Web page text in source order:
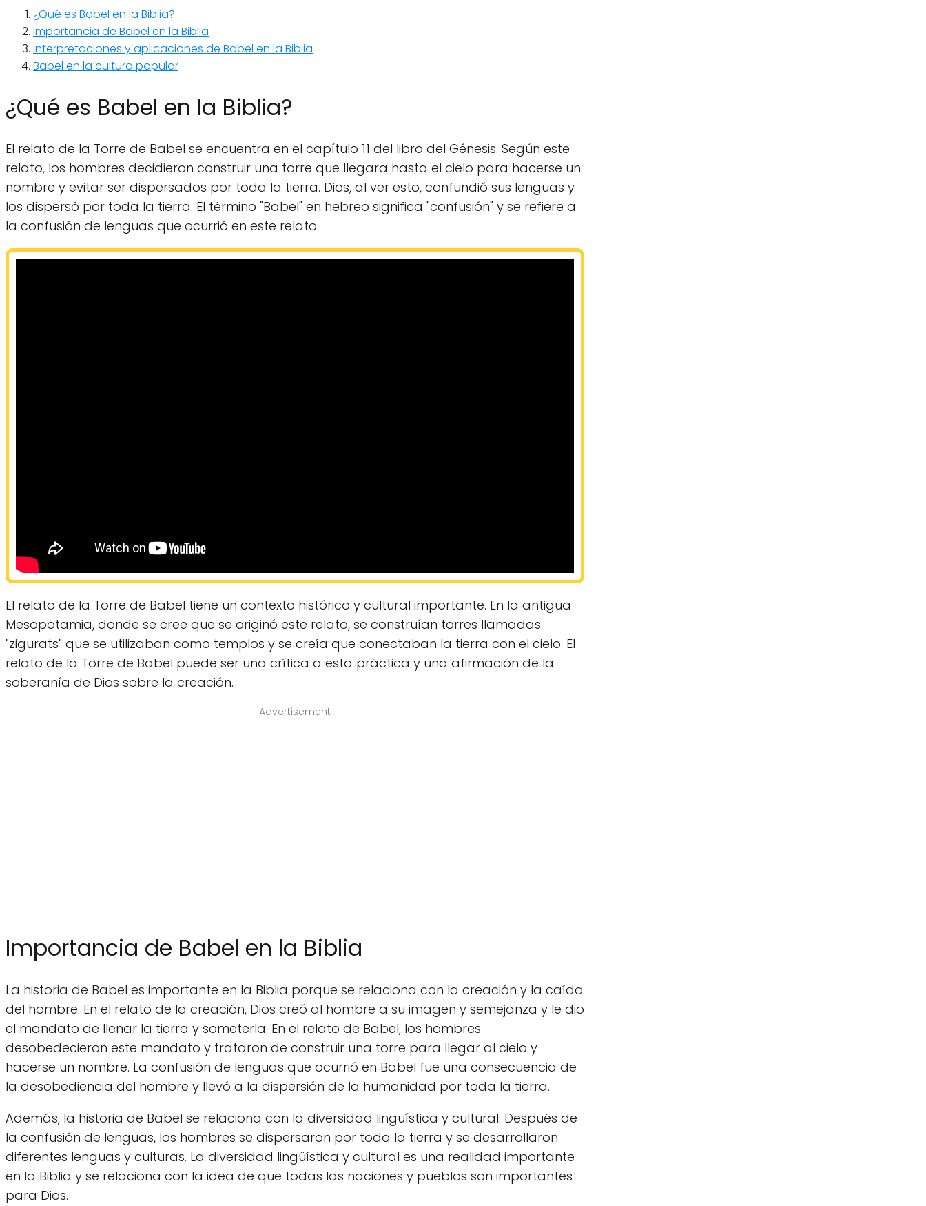
¿Qué es Babel en la Biblia?
Importancia de Babel en la Biblia
Interpretaciones y aplicaciones de Babel en la Biblia
Babel en la cultura popular
¿Qué es Babel en la Biblia?
El relato de la Torre de Babel se encuentra en el capítulo 11 del libro del Génesis. Según este
relato, los hombres decidieron construir una torre que llegara hasta el cielo para hacerse un
nombre y evitar ser dispersados por toda la tierra. Dios, al ver esto, confundió sus lenguas y
los dispersó por toda la tierra. El término "Babel" en hebreo significa "confusión" y se refiere a
la confusión de lenguas que ocurrió en este relato.
El relato de la Torre de Babel tiene un contexto histórico y cultural importante. En la antigua
Mesopotamia, donde se cree que se originó este relato, se construían torres llamadas
"zigurats" que se utilizaban como templos y se creía que conectaban la tierra con el cielo. El
relato de la Torre de Babel puede ser una crítica a esta práctica y una afirmación de la
soberanía de Dios sobre la creación.
Advertisement
Importancia de Babel en la Biblia
La historia de Babel es importante en la Biblia porque se relaciona con la creación y la caída
del hombre. En el relato de la creación, Dios creó al hombre a su imagen y semejanza y le dio
el mandato de llenar la tierra y someterla. En el relato de Babel, los hombres
desobedecieron este mandato y trataron de construir una torre para llegar al cielo y
hacerse un nombre. La confusión de lenguas que ocurrió en Babel fue una consecuencia de
la desobediencia del hombre y llevó a la dispersión de la humanidad por toda la tierra.
Además, la historia de Babel se relaciona con la diversidad lingüística y cultural. Después de
la confusión de lenguas, los hombres se dispersaron por toda la tierra y se desarrollaron
diferentes lenguas y culturas. La diversidad lingüística y cultural es una realidad importante
en la Biblia y se relaciona con la idea de que todas las naciones y pueblos son importantes
para Dios.